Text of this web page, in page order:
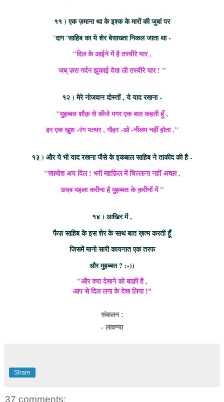
११ ) एक ज़माना था के इश्क के मारों की जुबां पर
`दाग 'साहिब का ये शेर बेसाख्ता निकल जाता था -
"दिल के आईने में है तस्वीरे यार ,
जब् ज़रा गर्दन झुकाई देख ली तस्वीरे यार ! "
१२ ) मेरे नोजवान दोस्तों , ये याद रखना -
"मुहब्बत शौक़ से कीजे मगर एक बात कहती हूँ ,
हर एक खुश -रंग पत्थर , गौहर -ओ -नीलम नहीं होता ."
१३ ) और ये भी याद रखना जैसे के इकबाल साहिब ने ताकीद की है -
"खामोश अय दिल ! भरी महफ़िल में चिल्लाना नहीं अच्छा ,
अदब पहला करीना है मुहब्बत के क़रीनों में "
१४ ) आखिर में ,
फैज़ साहिब के इस शेर के साथ बात ख़त्म करती हूँ
जिसमें मानो सारी कायनात एक तरफ
और मुहब्बत ? :-))
"और क्या देखने को बाक़ी है ,
आप से दिल लगा के देख लिया !"
संकलन :
- लावण्या
Share
37 comments: